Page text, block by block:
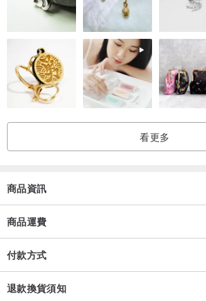
●此商品為全手工縫製
●每個訂製品實際縫線可能產生稍與商品照有
●每塊皮革會有不同紋理、皺摺，甚至是傷疤
的特別之處
●商品實際顏色與照片可能會因不同裝置、螢
看更多
商品資訊
商品運費
付款方式
退款換貨須知